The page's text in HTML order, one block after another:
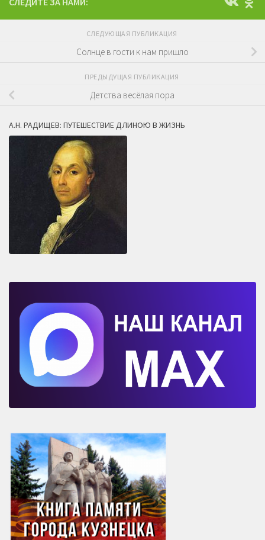
СЛЕДУЮЩАЯ ПУБЛИКАЦИЯ
Солнце в гости к нам пришло
ПРЕДЫДУЩАЯ ПУБЛИКАЦИЯ
Детства весёлая пора
А.Н. РАДИЩЕВ: ПУТЕШЕСТВИЕ ДЛИНОЮ В ЖИЗНЬ